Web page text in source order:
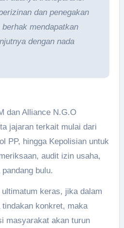
dan penegakan
mendapatkan
dengan nada
dan Alliance N.G.O
jajaran terkait mulai dari
PP, hingga Kepolisian untuk
audit izin usaha,
bulu.
keras, jika dalam
konkret, maka
masyarakat akan turun